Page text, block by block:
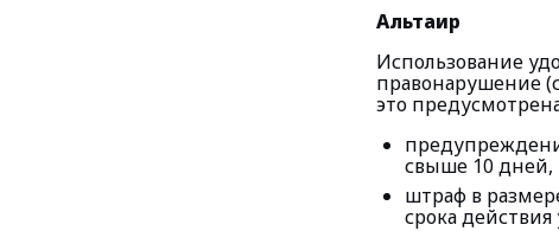
Альтаир
Использование
правонарушение
это
свыше 10 дней,
штраф в
срока